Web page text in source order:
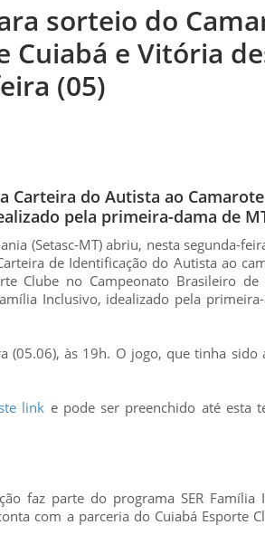
sorteio do
Cuiabá e Vitória
(05)
Carteira do Autista ao
pela primeira-dama de
(Setasc-MT) abriu, nesta segunda-
de Identificação do Autista ao
Clube no Campeonato Brasileiro
Inclusivo, idealizado pela
(05.06), às 19h. O jogo, que tinha sido
link e pode ser preenchido até esta
faz parte do programa SER Família
com a parceria do Cuiabá Esporte